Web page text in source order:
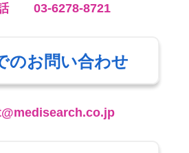
03-6278-8721
のお問い合わせ